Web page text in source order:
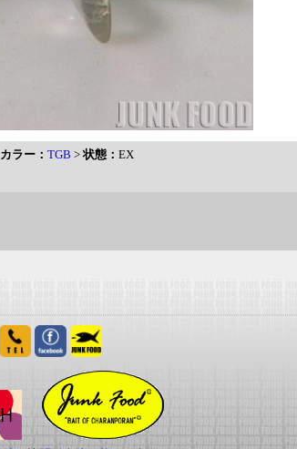
カラー： TGB >状態： EX